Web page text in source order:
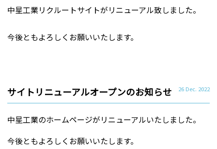
中星工業リクルートサイトがリニューアル致しました。
今後ともよろしくお願いいたします。
サイトリニューアルオープンのお知らせ 26 Dec. 2022
中星工業のホームページがリニューアルいたしました。
今後ともよろしくお願いいたします。